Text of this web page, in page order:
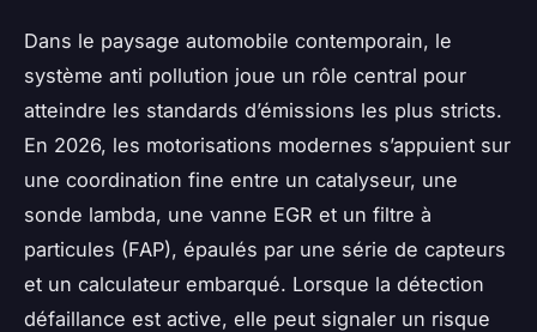
Dans le paysage automobile contemporain, le
système anti pollution joue un rôle central pour
atteindre les standards d’émissions les plus stricts.
En 2026, les motorisations modernes s’appuient sur
une coordination fine entre un catalyseur, une
sonde lambda, une vanne EGR et un filtre à
particules (FAP), épaulés par une série de capteurs
et un calculateur embarqué. Lorsque la détection
défaillance est active, elle peut signaler un risque